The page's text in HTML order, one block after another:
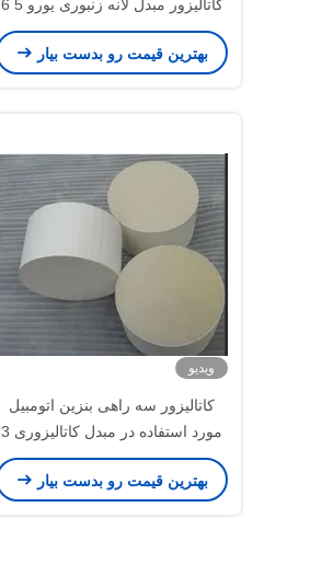
کاتالیزور مبدل لانه زنبوری یورو 5 6
400 سلول
بهترین قیمت رو بدست بیار
ویدیو
کاتالیزور سه راهی بنزین اتومبیل
مورد استفاده در مبدل کاتالیزوری 3
طرفه 400 سلولی 3 اینچ
بهترین قیمت رو بدست بیار